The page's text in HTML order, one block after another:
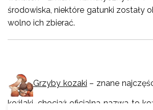
środowiska, niektóre gatunki zostały
wolno ich zbierać.
Grzyby kozaki – znane
koźlaki, chociaż oficjalna nazwa to